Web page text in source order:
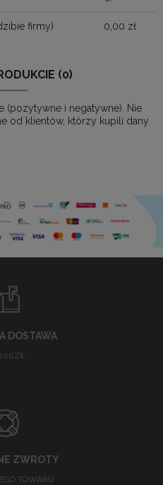
firmy) 0,00 zł
(0)
(pozytywne i negatywne). Nie
od klientów, którzy kupili dany
DOSTAWA
ZWROTY
TOWARU